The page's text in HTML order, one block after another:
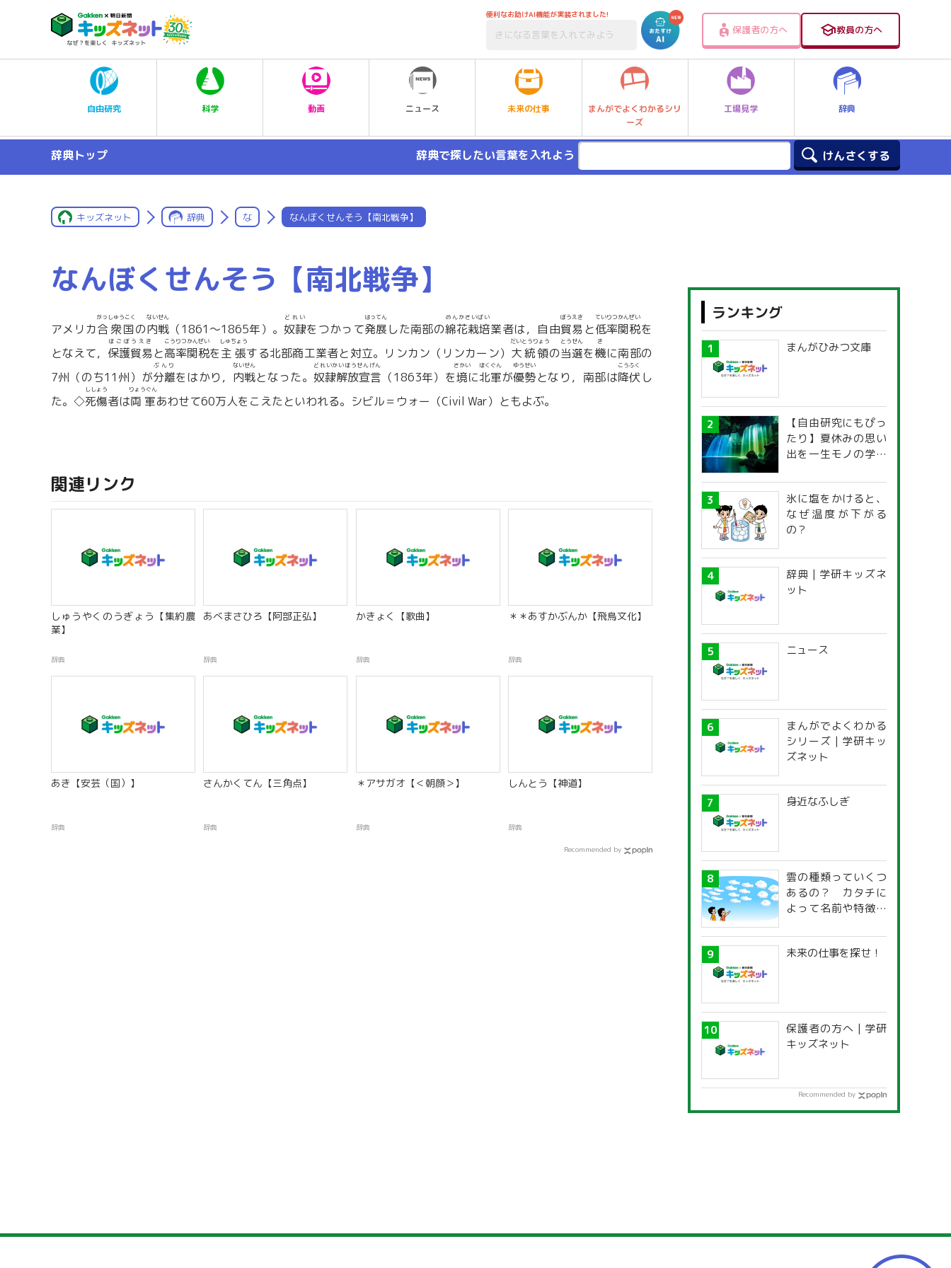
便利なお助けAI機能が実装されました!
保護者の方へ 教員の方へ
自由研究 科学 動画 ニュース 未来の仕事
まんがでよくわかるシリ
ーズ
工場見学 辞典
辞典トップ 辞典で探したい言葉を入れよう
キッズネット 辞典 な なんぼくせんそう【南北戦争】
なんぼくせんそう【南北戦争】
アメリカ合衆国
がっしゅうこく
の内戦
ないせん
（1861〜1865年）。 奴隷
どれい
をつかって発展
はってん
した南部の綿花栽培
めんかさいばい
業者は，自由貿易
ぼうえき
と低率関税
ていりつかんぜい
を
となえて， 保護貿易
ほごぼうえき
と高率関税
こうりつかんぜい
を主張
しゅちょう
する北部商工業者と対立。リンカン（リンカーン） 大統領
だいとうりょう
の当選
とうせん
を機
き
に南部の
7州（のち11州）が分離
ぶんり
をはかり， 内戦
ないせん
となった。 奴隷解放宣言
どれいかいほうせんげん
（1863年）を境
さかい
に北軍
ほくぐん
が優勢
ゆうせい
となり，南部は降伏
こうふく
し
た。◇死傷
ししょう
者は両軍
りょうぐん
あわせて60万人をこえたといわれる。シビル＝ウォー（Civil War）ともよぶ。
関連リンク
しゅうやくのうぎょう【集約農
業】
辞典
あべまさひろ【阿部正弘】
辞典
かきょく【歌曲】
辞典
＊＊あすかぶんか【飛鳥文化】
辞典
あき【安芸（国）】
辞典
さんかくてん【三角点】
辞典
＊アサガオ【＜朝顔＞】
辞典
しんとう【神道】
辞典
Recommended by
ランキング
まんがひみつ文庫
【自由研究にもぴっ
たり】夏休みの思い
出を一生モノの学び
探究ガイド
氷に塩をかけると、
なぜ温度が下がる
の？
辞典 | 学研キッズネ
ット
ニュース
まんがでよくわかる
シリーズ | 学研キッ
ズネット
身近なふしぎ
雲の種類っていくつ
あるの？ カタチに
よって名前や特徴が
未来の仕事を探せ！
保護者の方へ | 学研
キッズネット
Recommended by